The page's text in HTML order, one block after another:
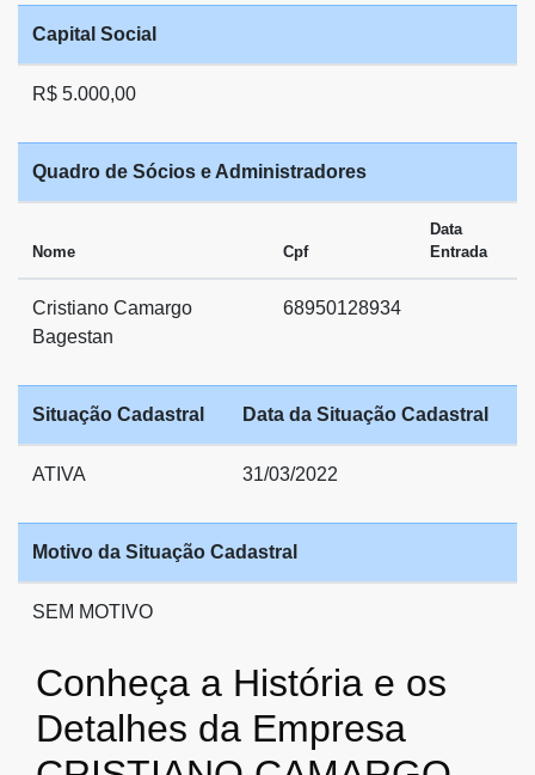
Capital Social
R$ 5.000,00
Quadro de Sócios e Administradores
Nome Cpf
Data
Entrada
Cristiano Camargo
Bagestan
68950128934
Situação Cadastral Data da Situação Cadastral
ATIVA 31/03/2022
Motivo da Situação Cadastral
SEM MOTIVO
Conheça a História e os
Detalhes da Empresa